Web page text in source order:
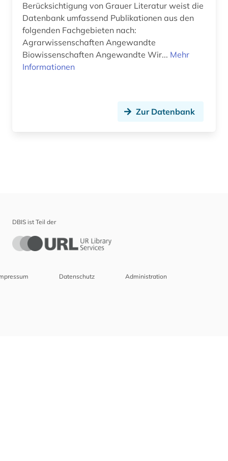
Berücksichtigung von Grauer Literatur weist die
Datenbank umfassend Publikationen aus den
folgenden Fachgebieten nach:
Agrarwissenschaften Angewandte
Biowissenschaften Angewandte Wir... Mehr
Informationen
Zur Datenbank
DBIS ist Teil der
Datenschutz Administration